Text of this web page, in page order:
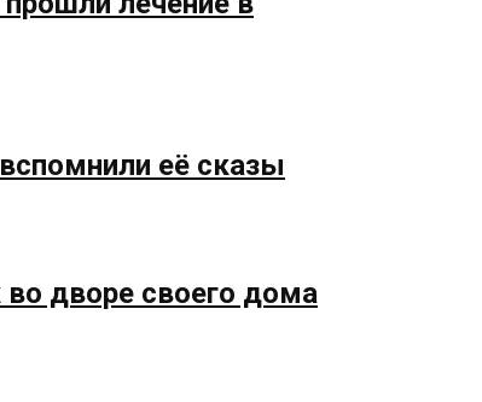
её сказы
во дворе своего дома